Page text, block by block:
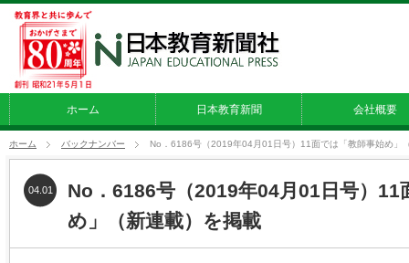
ホーム 日本教育新聞 会社概要
ホーム バックナンバー No．6186号（2019年04月01日号）11面では「教師事始め」
No．6186号（2019年04月01日号）11
め」（新連載）を掲載
04.01